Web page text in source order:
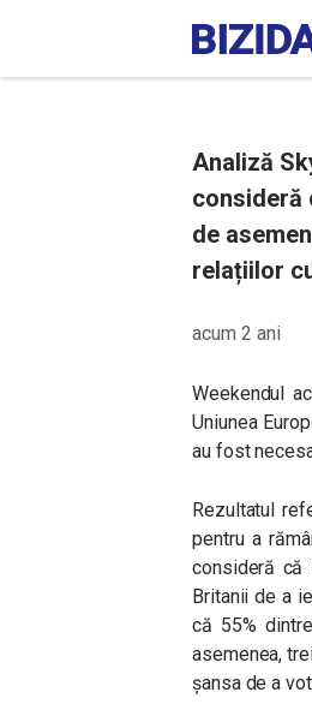
Analiză
consideră
de
relațiilor
acum 2 ani
Weekendul
Uniunea
au fost
Rezultatul
pentru a
consideră că
Britanii de a
că 55%
asemenea,
șansa de a